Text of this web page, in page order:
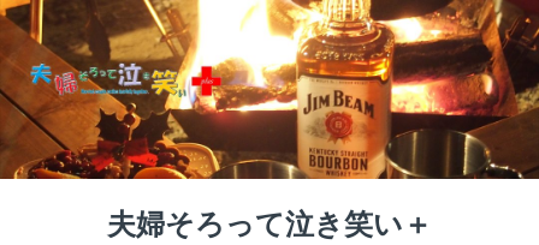
夫婦そろって泣き笑い＋